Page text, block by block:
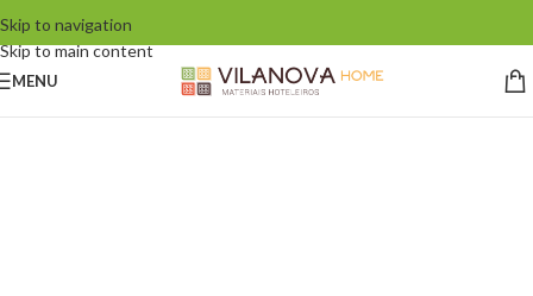
Skip to navigation
Skip to main content
MENU